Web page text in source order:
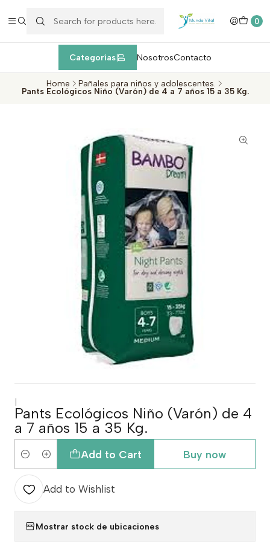
0
Categorías NosotrosContacto
Enviamos EXPRESS máximo 1 día de entrega después de la
compradentro de la Región Metropolitana, Valparaíso y Viña del Mar
Home
Pañales para niños y adolescentes.
Pants Ecológicos Niño (Varón) de 4 a 7 años 15 a 35 Kg.
Pants Ecológicos Niño (Varón) de 4
a 7 años 15 a 35 Kg.
Quantity
Add to Cart Buy now
Add to Wishlist
Mostrar stock de ubicaciones